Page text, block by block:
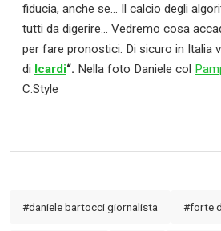
fiducia, anche se… Il calcio degli
tutti da digerire… Vedremo cosa
per fare pronostici. Di sicuro in Italia
di Icardi“. Nella foto Daniele col
C.Style
#daniele bartocci giornalista #forte